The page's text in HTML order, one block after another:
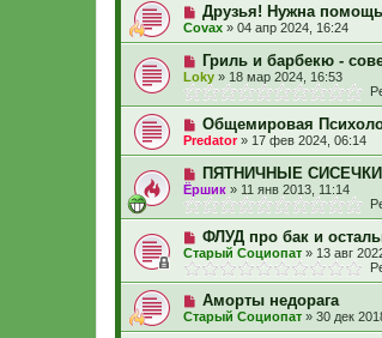
Друзья! Нужна
Covax » 04 апр 2024, 16:24
Гриль и барбекю -
Loky » 18 мар 2024, 16:53
Общемировая
Predator» 17 фев 2024, 06:14
ПЯТНИЧНЫЕ СИСЕЧКИ!
Ёршик » 11 янв 2013, 11:14
ФЛУД про бак и
Старый Социопат » 13 авг
Аморты недорага
Старый Социопат » 30 дек